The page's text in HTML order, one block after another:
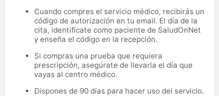
Cuando compres el servicio médico, recibirás un
código de autorización en tu email. El día de la
cita, identifícate como paciente de SaludOnNet
y enseña el código en la recepción.
Si compras una prueba que requiera
prescripción, asegúrate de llevarla el día que
vayas al centro médico.
Dispones de 90 días para hacer uso del servicio.